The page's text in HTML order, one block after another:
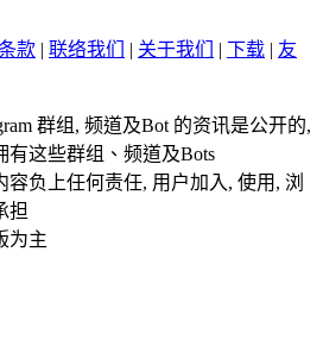
款 | 联络我们 | 关于我们 | 下载 | 友
群组, 频道及Bot 的资讯是公开的,
这些群组、频道及Bots
负上任何责任, 用户加入, 使用, 浏
担
为主